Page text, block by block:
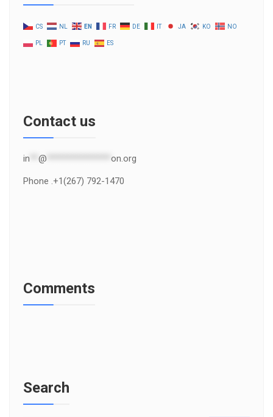
CS NL EN FR DE IT JA KO NO
PL PT RU ES
Contact us
in @ on.org
Phone .+1(267) 792-1470
Comments
Search